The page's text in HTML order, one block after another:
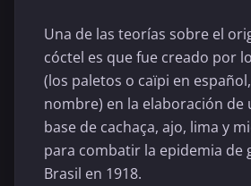
Una de las teorías sobre el
cóctel es que fue creado por
(los paletos o caïpi en
nombre) en la elaboración de
base de cachaça, ajo, lima y
para combatir la epidemia de
Brasil en 1918.